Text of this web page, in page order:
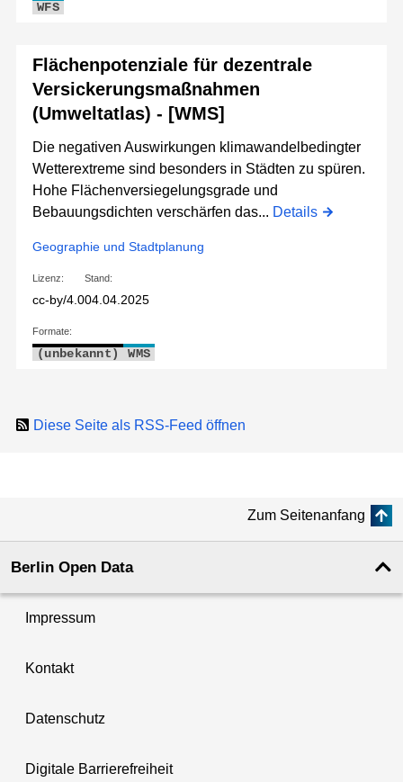
WFS
Flächenpotenziale für dezentrale
Versickerungsmaßnahmen
(Umweltatlas) - [WMS]
Die negativen Auswirkungen klimawandelbedingter
Wetterextreme sind besonders in Städten zu spüren.
Hohe Flächenversiegelungsgrade und
Bebauungsdichten verschärfen das... Details
Geographie und Stadtplanung
Lizenz:
cc-by/4.0
Stand:
04.04.2025
Formate:
(unbekannt) WMS
Diese Seite als RSS-Feed öffnen
Zum Seitenanfang
Berlin Open Data
Impressum
Kontakt
Datenschutz
Digitale Barrierefreiheit